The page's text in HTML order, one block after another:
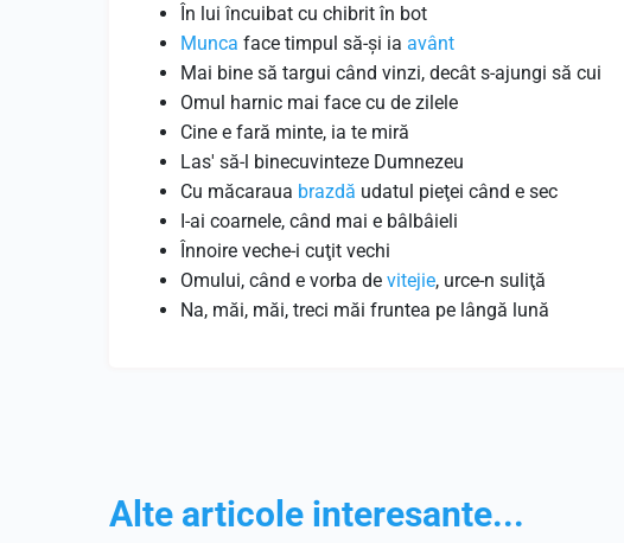
În lui încuibat cu chibrit în bot
Munca face timpul să-și ia avânt
Mai bine să targui când vinzi, decât s-ajungi să cui
Omul harnic mai face cu de zilele
Cine e fară minte, ia te miră
Las' să-l binecuvinteze Dumnezeu
Cu măcaraua brazdă udatul pieţei când e sec
I-ai coarnele, când mai e bâlbâieli
Înnoire veche-i cuţit vechi
Omului, când e vorba de vitejie, urce-n suliţă
Na, măi, măi, treci măi fruntea pe lângă lună
Alte articole interesante...